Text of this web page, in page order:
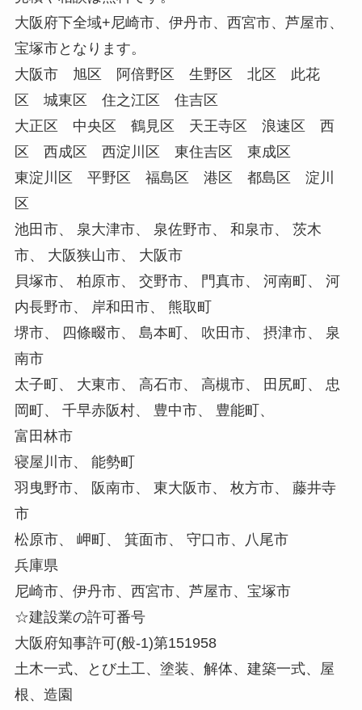
大阪府下全域+尼崎市、伊丹市、西宮市、芦屋市、
宝塚市となります。
大阪市 旭区 阿倍野区 生野区 北区 此花
区 城東区 住之江区 住吉区
大正区 中央区 鶴見区 天王寺区 浪速区 西
区 西成区 西淀川区 東住吉区 東成区
東淀川区 平野区 福島区 港区 都島区 淀川
区
池田市、 泉大津市、 泉佐野市、 和泉市、 茨木
市、 大阪狭山市、 大阪市
貝塚市、 柏原市、 交野市、 門真市、 河南町、 河
内長野市、 岸和田市、 熊取町
堺市、 四條畷市、 島本町、 吹田市、 摂津市、 泉
南市
太子町、 大東市、 高石市、 高槻市、 田尻町、 忠
岡町、 千早赤阪村、 豊中市、 豊能町、
富田林市
寝屋川市、 能勢町
羽曳野市、 阪南市、 東大阪市、 枚方市、 藤井寺
市
松原市、 岬町、 箕面市、 守口市、八尾市
兵庫県
尼崎市、伊丹市、西宮市、芦屋市、宝塚市
☆建設業の許可番号
大阪府知事許可(般-1)第151958
土木一式、とび土工、塗装、解体、建築一式、屋
根、造園